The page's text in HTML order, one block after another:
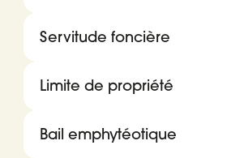
Servitude foncière
Limite de propriété
Bail emphytéotique